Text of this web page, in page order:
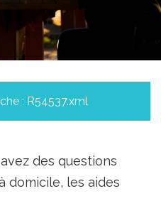
: R54537.xml
des questions
domicile, les aides